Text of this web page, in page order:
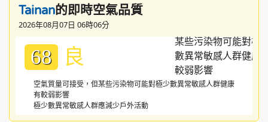
Tainan的即時空氣品質
2026年08月07日 06時06分
68 良
空氣質量可接受，但某些污染物可能對極少數異常敏感人群健康
有較弱影響
極少數異常敏感人群應減少戶外活動